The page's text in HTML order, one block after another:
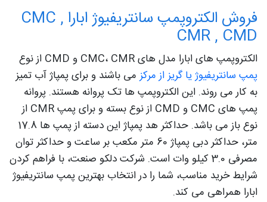
فروش الکتروپمپ سانتریفیوژ ابارا CMC ,
CMR , CMD
الکتروپمپ های ابارا مدل های CMC، CMR و CMD از نوع
پمپ سانتریفیوژ یا گریز از مرکز می باشند و برای پمپاژ آب تمیز
به کار می روند. این الکتروپمپ ها تک پروانه هستند. پروانه
پمپ های CMC و CMD از نوع بسته و برای پمپ CMR از
نوع باز می باشد. حداکثر هد پمپاژ این دسته از پمپ ها 17.8
متر، حداکثر دبی پمپاژ 60 متر مکعب بر ساعت و حداکثر توان
مصرفی 3.0 کیلو وات است. شرکت دلکو صنعت، با فراهم کردن
شرایط خرید مناسب، شما را در انتخاب بهترین پمپ سانتریفیوژ
ابارا همراهی می کند.